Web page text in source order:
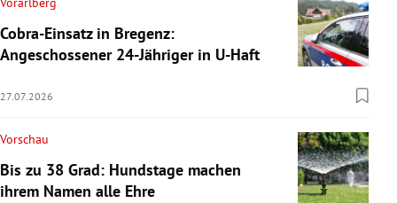
Cobra-Einsatz in Bregenz:
Angeschossener 24-Jähriger in U-Haft
27.07.2026
Vorschau
Bis zu 38 Grad: Hundstage machen
ihrem Namen alle Ehre